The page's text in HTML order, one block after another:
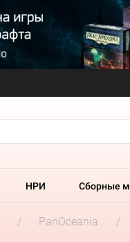
НРИ Сборные
PanOceania